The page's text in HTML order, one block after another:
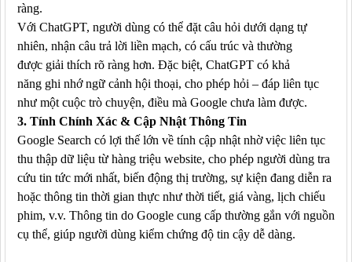
ràng.
Với ChatGPT, người dùng có thể đặt câu hỏi dưới dạng tự
nhiên, nhận câu trả lời liền mạch, có cấu trúc và thường
được giải thích rõ ràng hơn. Đặc biệt, ChatGPT có khả
năng ghi nhớ ngữ cảnh hội thoại, cho phép hỏi – đáp liên tục
như một cuộc trò chuyện, điều mà Google chưa làm được.
3. Tính Chính Xác & Cập Nhật Thông Tin
Google Search có lợi thế lớn về tính cập nhật nhờ việc liên tục
thu thập dữ liệu từ hàng triệu website, cho phép người dùng tra
cứu tin tức mới nhất, biến động thị trường, sự kiện đang diễn ra
hoặc thông tin thời gian thực như thời tiết, giá vàng, lịch chiếu
phim, v.v. Thông tin do Google cung cấp thường gắn với nguồn
cụ thể, giúp người dùng kiểm chứng độ tin cậy dễ dàng.